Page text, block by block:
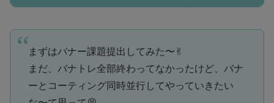
まずはバナー課題提出してみた〜✌︎
まだ、バナトレ全部終わってなかったけど、バナ
ーとコーティング同時並行してやっていきたい